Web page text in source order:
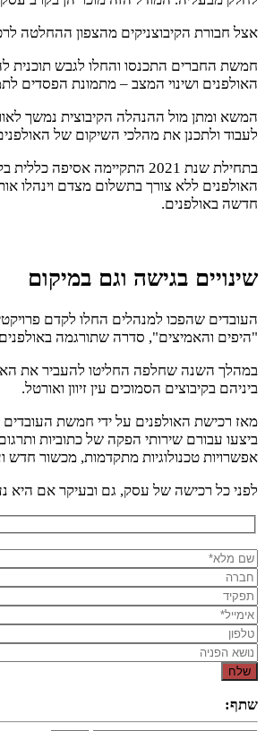
אצל חבורת הקיבוצניקים מהצפון ההחלטה
חמשת החברים התכנסו והחלו לגבש תוכנית
האולפנים ושינוי המצב – מתמונת הפסדים
המשא ומתן מול ההנהלה הקיבוצית נמשך
לעבוד ולתכנן את מהלכי השיקום של
בתחילת שנת 2021
האולפנים ללא צורך בתשלום מצדם וינהלו
חדשה באולפנים.
שינויים בגישה וגם במיקום
"היפים והאמיצים", סדרה שתורגמה
במהלך השנה שחלפה החליטו להעביר את
ביניהם בקיבוצים הסמוכים עין זיוון ואורטל.
מאז רכישת האולפנים על ידי חמשת
ביצעו עבורם שירותי הפקה של כתוביות
אפשרויות טכנולוגיות מתקדמות, מכשור חדש
לפני כל רכישה של עסק, גם ובעיקר אם היא
שתף: